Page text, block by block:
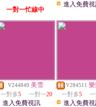
一對一忙線中
進入免費
V244849 美雪
一對多5 一對一20
進入免費視訊
V284511
一對多5
進入免費